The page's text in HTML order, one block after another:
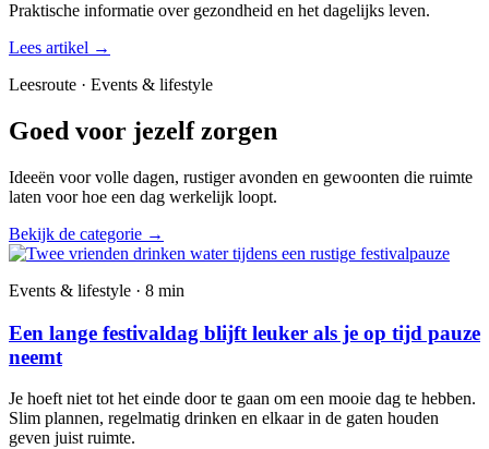
Praktische informatie over gezondheid en het dagelijks leven.
Lees artikel →
Leesroute · Events & lifestyle
Goed voor jezelf zorgen
Ideeën voor volle dagen, rustiger avonden en gewoonten die ruimte
laten voor hoe een dag werkelijk loopt.
Bekijk de categorie →
Events & lifestyle · 8 min
Een lange festivaldag blijft leuker als je op tijd pauze
neemt
Je hoeft niet tot het einde door te gaan om een mooie dag te hebben.
Slim plannen, regelmatig drinken en elkaar in de gaten houden
geven juist ruimte.